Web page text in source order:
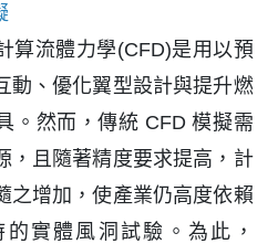
算流體力學(CFD)是用以預
動、優化翼型設計與提升燃
。然而，傳統 CFD 模擬需
，且隨著精度要求提高，計
之增加，使產業仍高度依賴
實體風洞試驗。為此，